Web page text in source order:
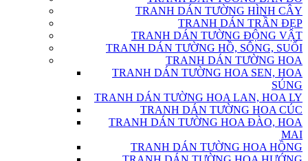
TRANH DÁN TƯỜNG HÌNH CÂY
TRANH DÁN TRẦN ĐẸP
TRANH DÁN TƯỜNG ĐỘNG VẬT
TRANH DÁN TƯỜNG HỒ, SÔNG, SUỐI
TRANH DÁN TƯỜNG HOA
TRANH DÁN TƯỜNG HOA SEN, HOA
SÚNG
TRANH DÁN TƯỜNG HOA LAN, HOA LY
TRANH DÁN TƯỜNG HOA CÚC
TRANH DÁN TƯỜNG HOA ĐÀO, HOA
MAI
TRANH DÁN TƯỜNG HOA HỒNG